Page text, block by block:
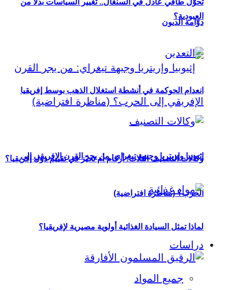
العبودية؟
إثيوبيا وإريتريا وجبهة تيغراي: من يجر القرن الإفريقي إلى
الحرب؟ (مناظرة افتراضية)
دراسات
جميع المواد
تحوُّل طاقي عادل في السنغال.. تغيير السياسات بدلاً من
دوّامة الديون
انعدام الحوكمة في أنشطة استغلال الذهب بوسط إفريقيا
وكالات التصنيف الثلاث: أرقام أم تحيّز في تقييم دول إفريقيا؟
لماذا تمثل السيادة الغذائية أولوية مصيرية لإفريقيا؟